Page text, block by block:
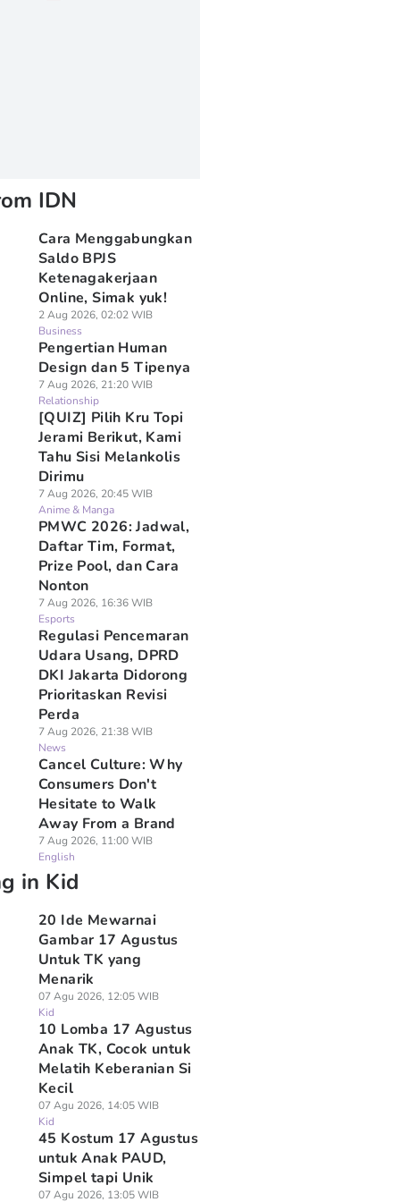
IDN
Cara Menggabungkan
Saldo BPJS
Ketenagakerjaan
Online, Simak yuk!
2 Aug 2026, 02:02 WIB
Business
Pengertian Human
Design dan 5 Tipenya
7 Aug 2026, 21:20 WIB
Relationship
[QUIZ] Pilih Kru Topi
Jerami Berikut, Kami
Tahu Sisi Melankolis
Dirimu
7 Aug 2026, 20:45 WIB
Anime & Manga
PMWC 2026: Jadwal,
Daftar Tim, Format,
Prize Pool, dan Cara
Nonton
7 Aug 2026, 16:36 WIB
Esports
Regulasi Pencemaran
Udara Usang, DPRD
DKI Jakarta Didorong
Prioritaskan Revisi
Perda
7 Aug 2026, 21:38 WIB
News
Cancel Culture: Why
Consumers Don't
Hesitate to Walk
Away From a Brand
7 Aug 2026, 11:00 WIB
English
in Kid
20 Ide Mewarnai
Gambar 17 Agustus
Untuk TK yang
Menarik
07 Agu 2026, 12:05 WIB
Kid
10 Lomba 17 Agustus
Anak TK, Cocok untuk
Melatih Keberanian Si
Kecil
07 Agu 2026, 14:05 WIB
Kid
45 Kostum 17 Agustus
untuk Anak PAUD,
Simpel tapi Unik
07 Agu 2026, 13:05 WIB